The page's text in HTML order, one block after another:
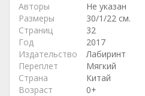
Авторы
Не указан
Размеры
30/1/22 см.
Страниц
32
Год
2017
Издательство
Лабиринт
Переплет
Мягкий
Страна
Китай
Возраст
0+